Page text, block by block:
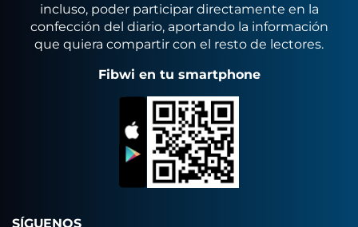
incluso, poder participar directamente en la
confección del diario, aportando la información
que quiera compartir con el resto de lectores.
Fibwi en tu smartphone
SÍGUENOS